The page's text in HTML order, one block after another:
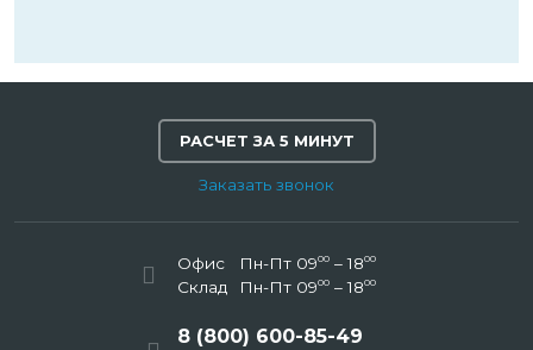
РАСЧЕТ ЗА 5 МИНУТ
Заказать звонок
Офис Пн-Пт 0900– 1800
Склад Пн-Пт 0900– 1800
8 (800) 600-85-49